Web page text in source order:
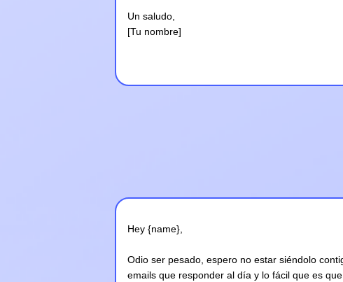
Un saludo,
[Tu nombre]
Hey {name},
Odio ser pesado, espero no estar siéndolo
emails que responder al día y lo fácil que es